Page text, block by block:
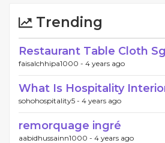
Trending
Restaurant Table Cloth Sg
faisalchhipa1000 - 4 years ago
What Is Hospitality
sohohospitality5 - 4 years ago
remorquage ingré
aabidhussainn1000 - 4 years ago